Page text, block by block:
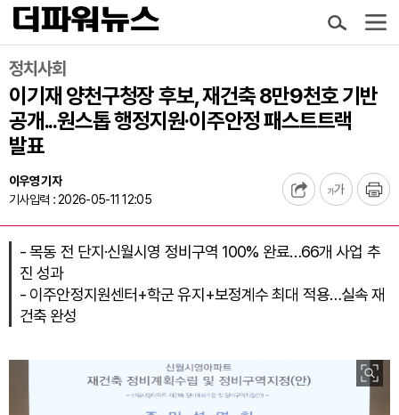
정치사회
이기재 양천구청장 후보, 재건축 8만9천호 기반
공개...원스톱 행정지원·이주안정 패스트트랙
발표
이우영 기자
기사입력 : 2026-05-11 12:05
- 목동 전 단지·신월시영 정비구역 100% 완료…66개 사업 추
진 성과
- 이주안정지원센터+학군 유지+보정계수 최대 적용…실속 재
건축 완성